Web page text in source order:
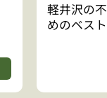
軽井沢の
めのベス